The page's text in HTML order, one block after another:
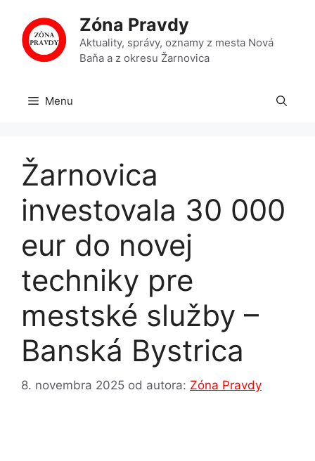
obsah
Zóna Pravdy
Aktuality, správy, oznamy z mesta Nová
Baňa a z okresu Žarnovica
Menu
Žarnovica
investovala 30 000
eur do novej
techniky pre
mestské služby –
Banská Bystrica
8. novembra 2025 od autora: Zóna Pravdy